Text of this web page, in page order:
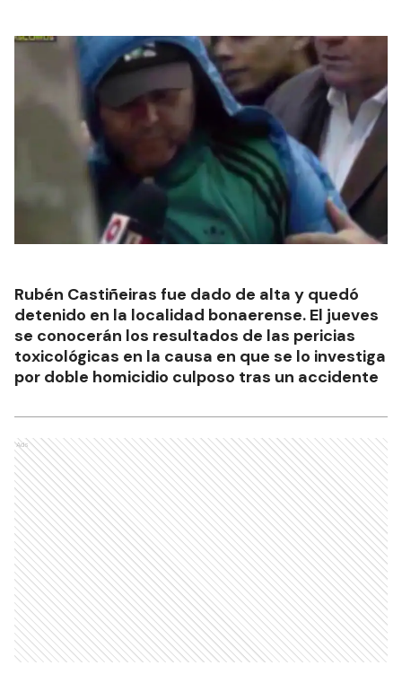
Rubén Castiñeiras fue dado de alta y quedó
detenido en la localidad bonaerense. El jueves
se conocerán los resultados de las pericias
toxicológicas en la causa en que se lo investiga
por doble homicidio culposo tras un accidente
Ads